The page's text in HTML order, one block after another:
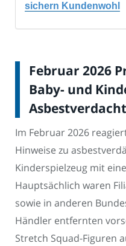
sichern Kundenwohl
Februar 2026
Baby- und
Asbestverdacht
Im Februar 2026
Hinweise zu
Kinderspielzeug mit
Hauptsächlich waren
sowie in anderen
Händler entfernten
Stretch Squad-Figuren